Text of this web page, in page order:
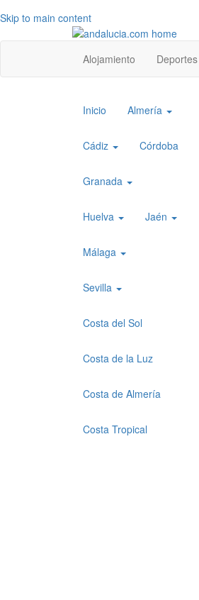
Skip to main content
Top
level
menu
Alojamiento Deportes
Top
menu
1
Inicio Almería
Cádiz Córdoba
Granada
Huelva Jaén
Málaga
Sevilla
Costa del Sol
Costa de la Luz
Costa de Almería
Costa Tropical